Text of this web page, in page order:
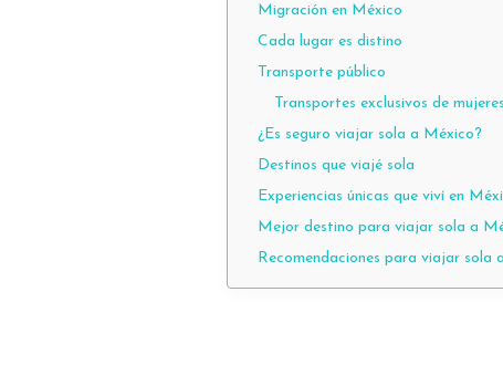
Migración en México
Cada lugar es distino
Transporte público
Transportes exclusivos de mujeres
¿Es seguro viajar sola a México?
Destinos que viajé sola
Experiencias únicas que viví en
Mejor destino para viajar sola a
Recomendaciones para viajar sola